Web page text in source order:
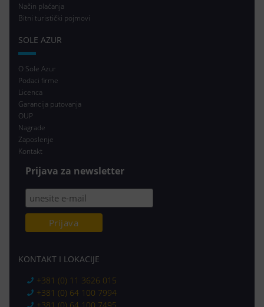
Način plaćanja
Bitni turistički pojmovi
SOLE AZUR
O Sole Azur
Podaci firme
Licenca
Garancija putovanja
OUP
Nagrade
Zaposlenje
Kontakt
Prijava za newsletter
KONTAKT I LOKACIJE
+381 (0) 11 3626 015
+381 (0) 64 100 7994